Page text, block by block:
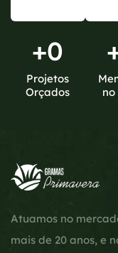
+0
Projetos
Orçados
Atuamos no
mais de 20 anos, e